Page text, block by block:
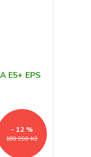
180 990 Kč
- 12 %